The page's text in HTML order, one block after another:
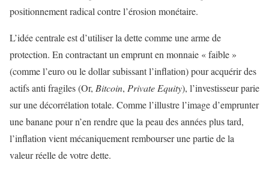
positionnement radical contre l’érosion monétaire.
L’idée centrale est d’utiliser la dette comme une arme de
protection. En contractant un emprunt en monnaie « faible »
(comme l’euro ou le dollar subissant l’inflation) pour acquérir des
actifs anti fragiles (Or, Bitcoin, Private Equity), l’investisseur parie
sur une décorrélation totale. Comme l’illustre l’image d’emprunter
une banane pour n’en rendre que la peau des années plus tard,
l’inflation vient mécaniquement rembourser une partie de la
valeur réelle de votre dette.